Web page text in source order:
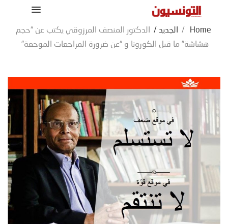
Home
/ الجديد /
الدكتور المنصف المرزوقي يكتب عن “حجم
هشاشة” ما قبل الكورونا و “عن ضرورة المراجعات الموجعة”